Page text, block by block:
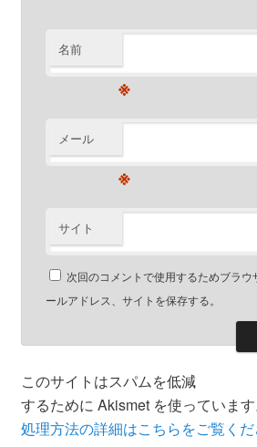
名前
※
メール
※
サイト
次回のコメントで使用するためブラウ
ールアドレス、サイトを保存する。
このサイトはスパムを低減
するために Akismet を使っています
処理方法の詳細はこちらをご覧く